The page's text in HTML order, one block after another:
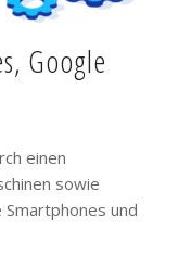
Google
einen
sowie
und